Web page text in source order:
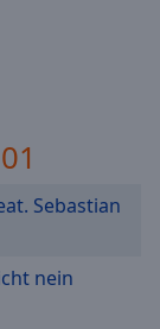
Sebastian
nein